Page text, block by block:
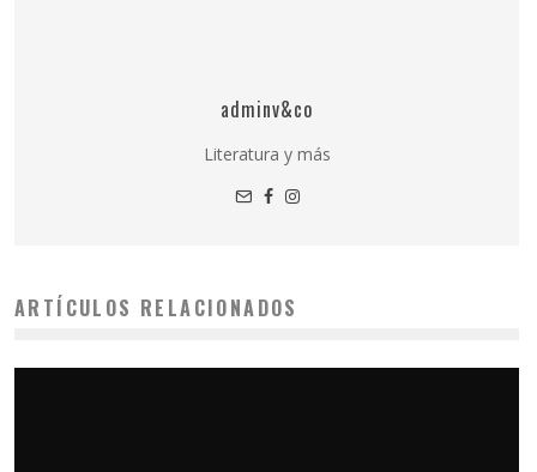
adminv&co
Literatura y más
ARTÍCULOS RELACIONADOS